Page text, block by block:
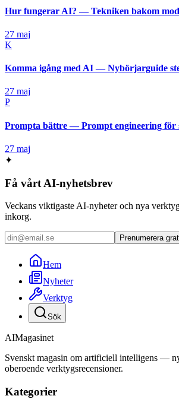
Hur fungerar AI? — Tekniken bakom
27 maj
K
Komma igång med AI — Nybörjarguide
27 maj
P
Prompta bättre — Prompt engineering för
27 maj
✦
Få vårt AI-nyhetsbrev
Veckans viktigaste AI-nyheter och nya
inkorg.
Prenumerera
Hem
Nyheter
Verktyg
Sök
AIMagasinet
Svenskt magasin om artificiell intelligens —
oberoende verktygsrecensioner.
Kategorier